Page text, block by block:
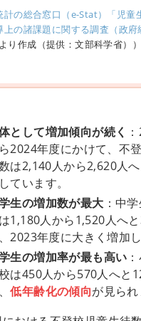
計の総合窓口（e-Stat）「児童
上の諸課題に関する調査（政府
より作成（提供：文部科学省））
として増加傾向が続く
2024年度にかけて、不
は2,140人から2,620人
ています。
生の増加数が最大 ：中
1,180人から1,520人へ
2023年度に大きく増加し
生の増加率が最も高い
は450人から570人へと
低年齢化の傾向が見られ